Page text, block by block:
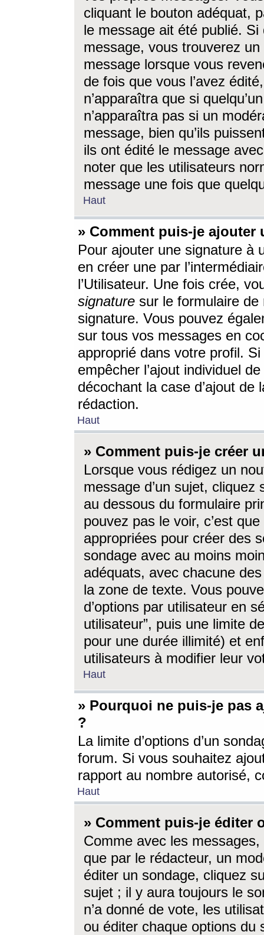
cliquant le bouton adéquat,
le message ait été publié. Si
message, vous trouverez
message lorsque vous
de fois que vous l’avez
n’apparaîtra que si
n’apparaîtra pas si un
message, bien qu’ils
ils ont édité le message
noter que les utilisateurs
message une fois que
Haut
» Comment puis-je ajouter
Pour ajouter une signature à
en créer une par
l’Utilisateur. Une fois crée,
signature sur le formulaire de
signature. Vous pouvez
sur tous vos messages en
approprié dans votre profil.
empêcher l’ajout individuel
décochant la case d’ajout
rédaction.
Haut
» Comment puis-je créer
Lorsque vous rédigez un
message d’un sujet, cliquez
au dessous du formulaire
pouvez pas le voir, c’est
appropriées pour créer des
sondage avec au moins
adéquats, avec chacune
la zone de texte. Vous
d’options par utilisateur en
utilisateur”, puis une limite
pour une durée illimité) et
utilisateurs à modifier leur
Haut
» Pourquoi ne puis-je pas
?
La limite d’options d’un
forum. Si vous souhaitez
rapport au nombre autorisé,
Haut
» Comment puis-je éditer
Comme avec les
que par le rédacteur, un
éditer un sondage, cliquez
sujet ; il y aura toujours le
n’a donné de vote, les
ou éditer chaque options du